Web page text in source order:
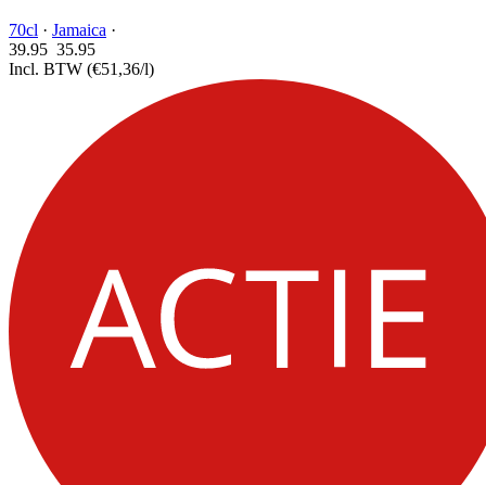
70cl · Jamaica ·
39.95 35.95
Incl. BTW (€51,36/l)